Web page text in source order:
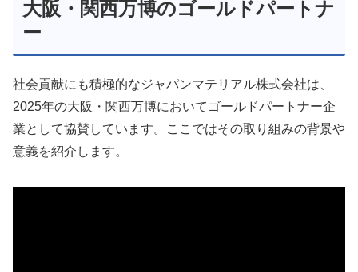
大阪・関西万博のゴールドパートナ
ー
社会貢献にも積極的なジャパンマテリアル株式会社は、
2025年の大阪・関西万博においてゴールドパートナー企
業として協賛しています。ここではその取り組みの背景や
意義を紹介します。